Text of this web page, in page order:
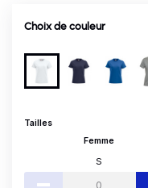
Choix de couleur
Tailles
Femme
S